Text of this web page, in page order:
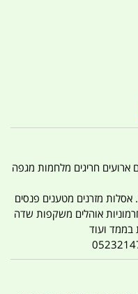
חגים ארועים חריגים מלחמות מגפה
אסלות מזרנים מטענים פנסים
אוהלים משקפות שדה
בממד ועוד